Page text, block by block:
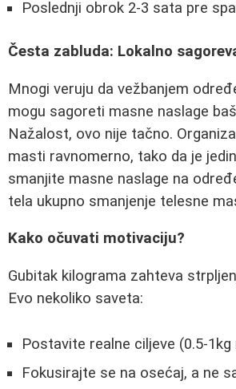
Poslednji obrok 2-3 sata pre
Česta zabluda: Lokalno
Mnogi veruju da vežbanjem
mogu sagoreti masne naslage
Nažalost, ovo nije tačno.
masti ravnomerno, tako da je
smanjite masne naslage na
tela ukupno smanjenje telesne
Kako očuvati motivaciju?
Gubitak kilograma zahteva
Evo nekoliko saveta:
Postavite realne ciljeve (0.5-1kg
Fokusirajte se na osećaj, a ne